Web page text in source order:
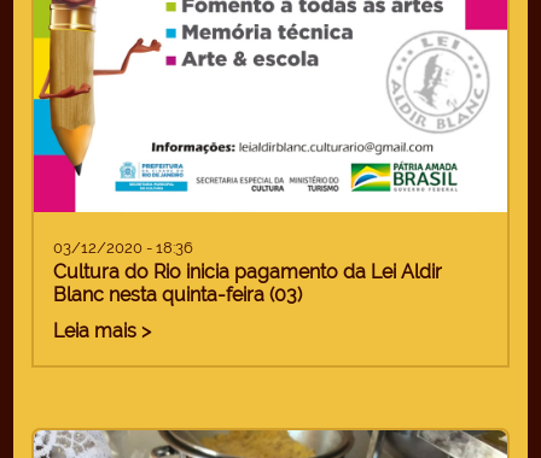
03/12/2020 - 18:36
Cultura do Rio inicia pagamento da Lei Aldir
Blanc nesta quinta-feira (03)
Leia mais >